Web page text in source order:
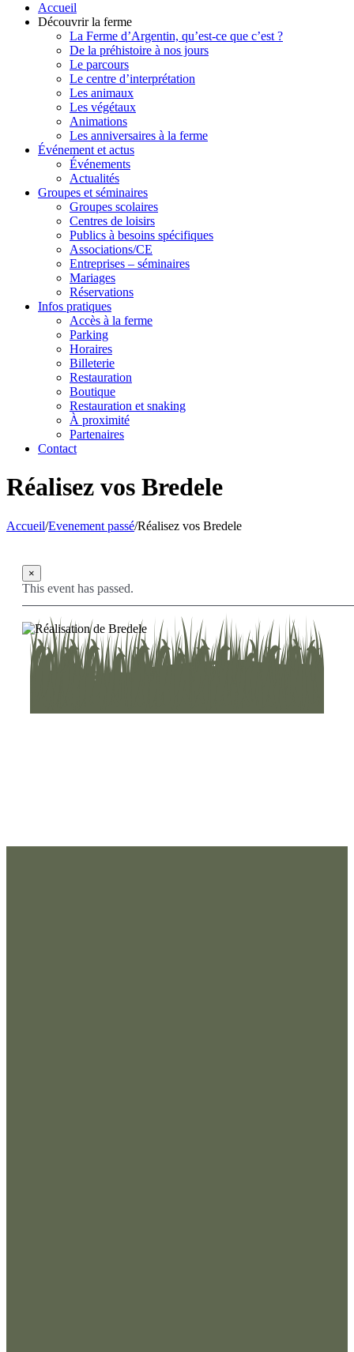
Accueil
Découvrir la ferme
La Ferme d’Argentin, qu’est-ce que c’est ?
De la préhistoire à nos jours
Le parcours
Le centre d’interprétation
Les animaux
Les végétaux
Animations
Les anniversaires à la ferme
Événement et actus
Événements
Actualités
Groupes et séminaires
Groupes scolaires
Centres de loisirs
Publics à besoins spécifiques
Associations/CE
Entreprises – séminaires
Mariages
Réservations
Infos pratiques
Accès à la ferme
Parking
Horaires
Billeterie
Restauration
Boutique
Restauration et snaking
À proximité
Partenaires
Contact
Réalisez vos Bredele
Accueil/Evenement passé/Réalisez vos Bredele
×
This event has passed.